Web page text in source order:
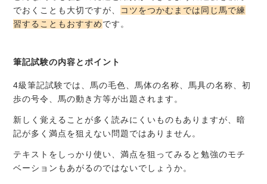
でおくことも大切ですが、 コツをつかむまでは同じ馬で練
習することもおすすめです。
筆記試験の内容とポイント
4級筆記試験では、馬の毛色、馬体の名称、馬具の名称、初
歩の号令、馬の動き方等が出題されます。
新しく覚えることが多く読みにくいものもありますが、暗
記が多く満点を狙えない問題ではありません。
テキストをしっかり使い、満点を狙ってみると勉強のモチ
ベーションもあがるのではないでしょうか。